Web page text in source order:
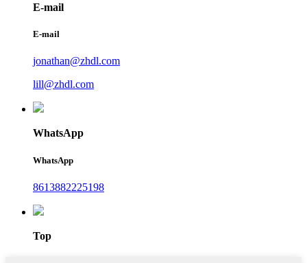
E-mail
E-mail
jonathan@zhdl.com
lill@zhdl.com
WhatsApp
WhatsApp
8613882225198
Top